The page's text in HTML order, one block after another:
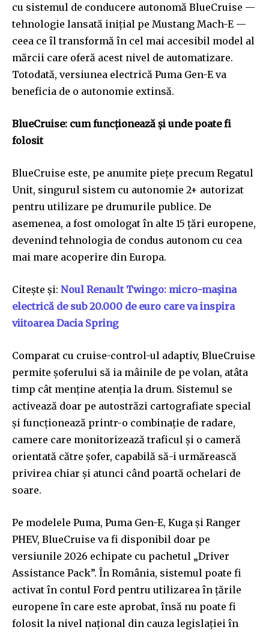
cu sistemul de conducere autonomă BlueCruise —
tehnologie lansată inițial pe Mustang Mach-E —
ceea ce îl transformă în cel mai accesibil model al
mărcii care oferă acest nivel de automatizare.
Totodată, versiunea electrică Puma Gen-E va
beneficia de o autonomie extinsă.
BlueCruise: cum funcționează și unde poate fi
folosit
BlueCruise este, pe anumite piețe precum Regatul
Unit, singurul sistem cu autonomie 2+ autorizat
pentru utilizare pe drumurile publice. De
asemenea, a fost omologat în alte 15 țări europene,
devenind tehnologia de condus autonom cu cea
mai mare acoperire din Europa.
Citește și: Noul Renault Twingo: micro-mașina
electrică de sub 20.000 de euro care va inspira
viitoarea Dacia Spring
Comparat cu cruise-control-ul adaptiv, BlueCruise
permite șoferului să ia mâinile de pe volan, atâta
timp cât menține atenția la drum. Sistemul se
activează doar pe autostrăzi cartografiate special
și funcționează printr-o combinație de radare,
camere care monitorizează traficul și o cameră
orientată către șofer, capabilă să-i urmărească
privirea chiar și atunci când poartă ochelari de
soare.
Pe modelele Puma, Puma Gen-E, Kuga și Ranger
PHEV, BlueCruise va fi disponibil doar pe
versiunile 2026 echipate cu pachetul „Driver
Assistance Pack”. În România, sistemul poate fi
activat în contul Ford pentru utilizarea în țările
europene în care este aprobat, însă nu poate fi
folosit la nivel național din cauza legislației în